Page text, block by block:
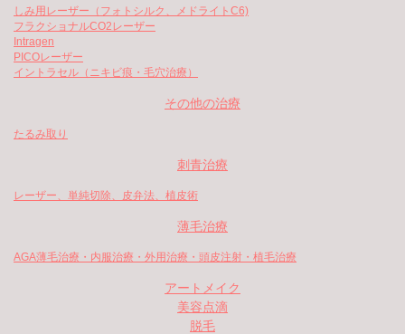
しみ用レーザー（フォトシルク、メドライトC6)
フラクショナルCO2レーザー
Intragen
PICOレーザー
イントラセル（ニキビ痕・毛穴治療）
その他の治療
たるみ取り
刺青治療
レーザー、単純切除、皮弁法、植皮術
薄毛治療
AGA薄毛治療・内服治療・外用治療・頭皮注射・植毛治療
アートメイク
美容点滴
脱毛